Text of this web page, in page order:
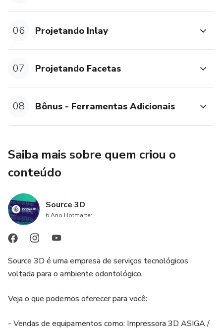
06 Projetando Inlay
07 Projetando Facetas
08 Bônus - Ferramentas Adicionais
Saiba mais sobre quem criou o
conteúdo
Source 3D
6 Ano Hotmarter
Source 3D é uma empresa de serviços tecnológicos
voltada para o ambiente odontológico.
Veja o que podemos oferecer para você:
- Vendas de equipamentos como: Impressora 3D ASIGA /